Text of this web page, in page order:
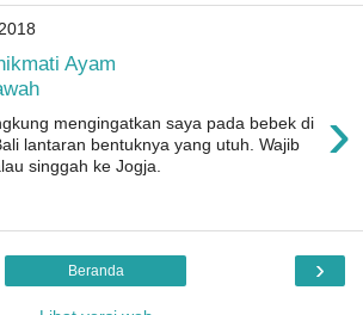
Ayam
›
mengingatkan saya pada bebek di
lantaran bentuknya yang utuh. Wajib
singgah ke Jogja.
›
Beranda